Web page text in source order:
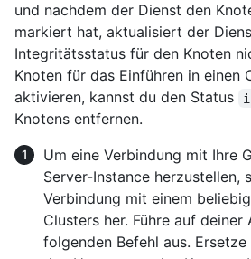
und nachdem der Dienst den
markiert hat, aktualisiert der
Integritätsstatus für den Knoten
Knoten für das Einführen in einen
aktivieren, kannst du den Status
Knotens entfernen.
Um eine Verbindung mit Ihre
Server-Instance herzustellen,
Verbindung mit einem
Clusters her. Führe auf
folgenden Befehl aus. Ersetze